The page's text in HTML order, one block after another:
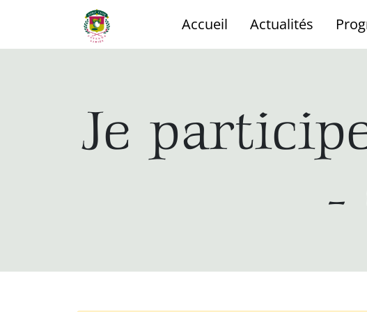
Accueil Actualités
Je
-